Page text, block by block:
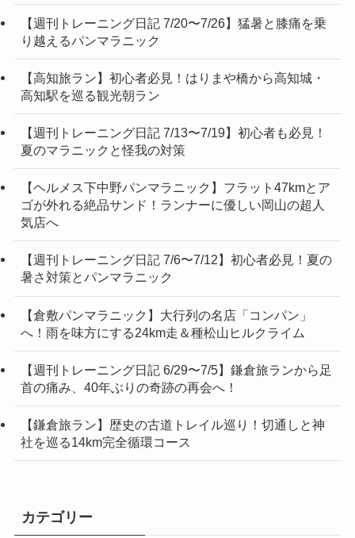
【週刊トレーニング日記 7/20〜7/26】猛暑と膝痛を乗
り越えるパンマラニック
【高知旅ラン】初心者必見！はりまや橋から高知城・
高知駅を巡る観光朝ラン
【週刊トレーニング日記 7/13〜7/19】初心者も必見！
夏のマラニックと怪我の対策
【ヘルメス下中野パンマラニック】フラット47kmとア
ゴが外れる絶品サンド！ランナーに優しい岡山の超人
気店へ
【週刊トレーニング日記 7/6〜7/12】初心者必見！夏の
暑さ対策とパンマラニック
【倉敷パンマラニック】大行列の名店「コンパン」
へ！雨を味方にする24km走＆種松山ヒルクライム
【週刊トレーニング日記 6/29〜7/5】鎌倉旅ランから足
首の痛み、40年ぶりの奇跡の再会へ！
【鎌倉旅ラン】歴史の古道トレイル巡り！切通しと神
社を巡る14km完全循環コース
カテゴリー